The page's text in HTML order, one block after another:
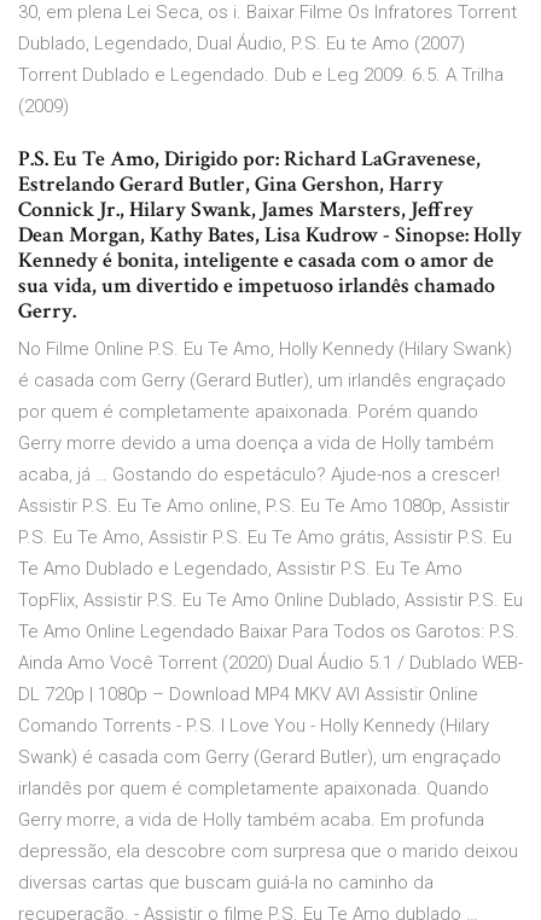
30, em plena Lei Seca, os i. Baixar Filme Os Infratores Torrent
Dublado, Legendado, Dual Áudio, P.S. Eu te Amo (2007)
Torrent Dublado e Legendado. Dub e Leg 2009. 6.5. A Trilha
(2009)
P.S. Eu Te Amo, Dirigido por: Richard LaGravenese,
Estrelando Gerard Butler, Gina Gershon, Harry
Connick Jr., Hilary Swank, James Marsters, Jeffrey
Dean Morgan, Kathy Bates, Lisa Kudrow - Sinopse: Holly
Kennedy é bonita, inteligente e casada com o amor de
sua vida, um divertido e impetuoso irlandês chamado
Gerry.
No Filme Online P.S. Eu Te Amo, Holly Kennedy (Hilary Swank)
é casada com Gerry (Gerard Butler), um irlandês engraçado
por quem é completamente apaixonada. Porém quando
Gerry morre devido a uma doença a vida de Holly também
acaba, já … Gostando do espetáculo? Ajude-nos a crescer!
Assistir P.S. Eu Te Amo online, P.S. Eu Te Amo 1080p, Assistir
P.S. Eu Te Amo, Assistir P.S. Eu Te Amo grátis, Assistir P.S. Eu
Te Amo Dublado e Legendado, Assistir P.S. Eu Te Amo
TopFlix, Assistir P.S. Eu Te Amo Online Dublado, Assistir P.S. Eu
Te Amo Online Legendado Baixar Para Todos os Garotos: P.S.
Ainda Amo Você Torrent (2020) Dual Áudio 5.1 / Dublado WEB-
DL 720p | 1080p – Download MP4 MKV AVI Assistir Online
Comando Torrents - P.S. I Love You - Holly Kennedy (Hilary
Swank) é casada com Gerry (Gerard Butler), um engraçado
irlandês por quem é completamente apaixonada. Quando
Gerry morre, a vida de Holly também acaba. Em profunda
depressão, ela descobre com surpresa que o marido deixou
diversas cartas que buscam guiá-la no caminho da
recuperação. - Assistir o filme P.S. Eu Te Amo dublado …